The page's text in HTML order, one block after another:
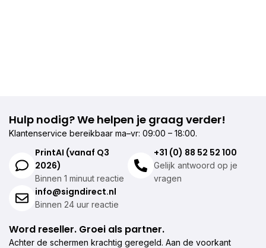
Hulp nodig? We helpen je graag verder!
Klantenservice bereikbaar ma–vr: 09:00 – 18:00.
PrintAI (vanaf Q3
2026)
Binnen 1 minuut reactie
+31 (0) 88 52 52 100
Gelijk antwoord op je
vragen
info@signdirect.nl
Binnen 24 uur reactie
Word reseller. Groei als partner.
Achter de schermen krachtig geregeld. Aan de voorkant